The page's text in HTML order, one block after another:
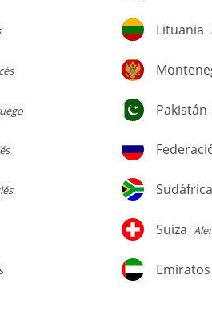
Lituania
Lituania
Pakistán
Pakistán
Sudáfrica
Sudáfrica
Suiza
Suiza
Emiratos